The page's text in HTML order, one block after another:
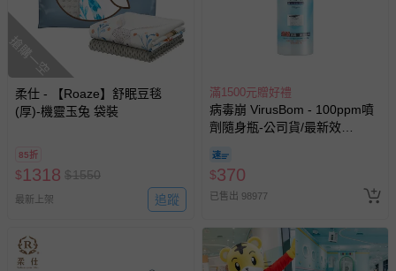
搶購一空
柔仕 - 【Roaze】舒眠豆毯
(厚)-機靈玉兔 袋裝
85折
$1318 $1550
最新上架 追蹤
滿1500元贈好禮
病毒崩 VirusBom - 100ppm噴
劑隨身瓶-公司貨/最新效
$370
已售出 98977